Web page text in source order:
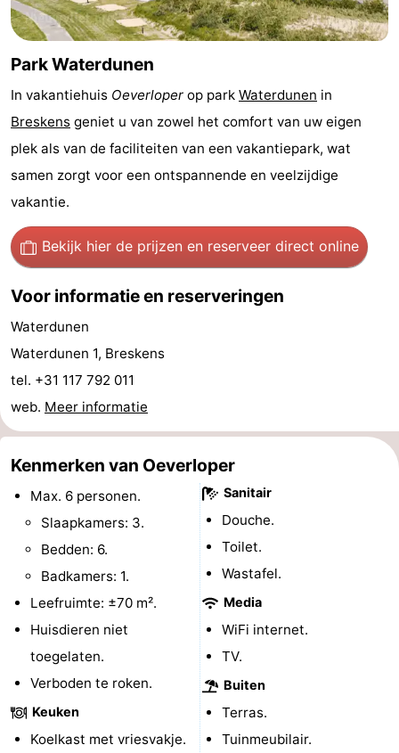
Nieuwvliet-
Zonneweelde
-
minutes
Strand
Zien
&
doen
Bezienswaardigheden
Musea
-
Monumenten
-
Molens
-
Uitkijkpunten
Attracties
-
Speeltuinen
-
Binnenspeeltuinen
Bowlen
Minigolfbanen
Wellness
centra
Dorpen
Steden
Natuur
Sporten
Park Waterdunen
In vakantiehuis Oeverloper op park Waterdunen in
Breskens geniet u van zowel het comfort van uw eigen
plek als van de faciliteiten van een vakantiepark, wat
samen zorgt voor een ontspannende en veelzijdige
vakantie.
Bekijk hier de prijzen en reserveer direct online
Voor informatie en reserveringen
Waterdunen
Waterdunen 1, Breskens
tel. +31 117 792 011
web. Meer informatie
Kenmerken van Oeverloper
Max. 6 personen.
Slaapkamers: 3.
Bedden: 6.
Badkamers: 1.
Leefruimte: ±70 m².
Huisdieren niet
toegelaten.
Verboden te roken.
Keuken
Koelkast met vriesvakje.
Sanitair
Douche.
Toilet.
Wastafel.
Media
WiFi internet.
TV.
Buiten
Terras.
Tuinmeubilair.